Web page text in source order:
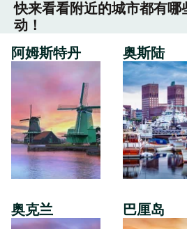
快来看看附近的城市都有
动！
阿姆斯特丹
奥克兰
奥斯陆
巴厘岛